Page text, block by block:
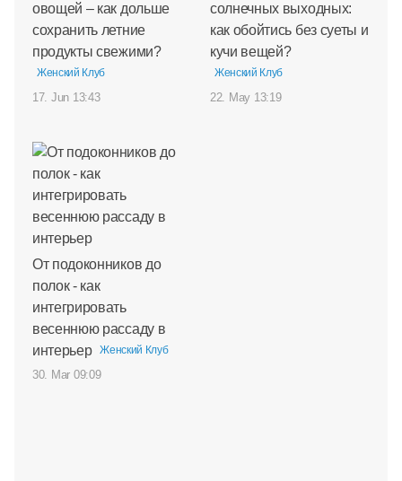
овощей – как дольше
сохранить летние
продукты свежими?
Женский Клуб
17. Jun 13:43
солнечных выходных:
как обойтись без суеты и
кучи вещей?
Женский Клуб
22. May 13:19
От подоконников до
полок - как
интегрировать
весеннюю рассаду в
интерьер
Женский Клуб
30. Mar 09:09